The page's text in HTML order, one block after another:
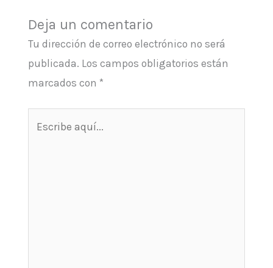
Deja un comentario
Tu dirección de correo electrónico no será
publicada. Los campos obligatorios están
marcados con *